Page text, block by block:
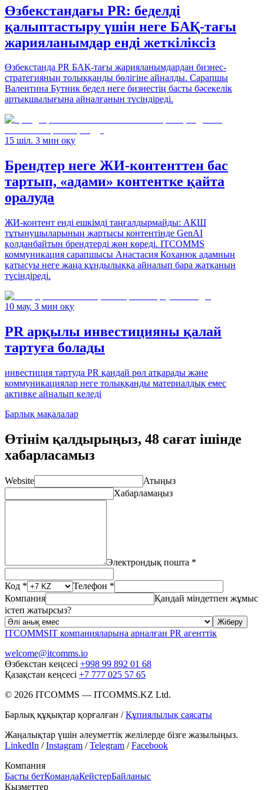
Өзбекстандағы PR: беделді
қалыптастыру үшін неге БАҚ-тағы
жарияланымдар енді жеткіліксіз
Өзбекстанда PR БАҚ-тағы жарияланымдардан бизнес-
стратегияның толыққанды бөлігіне айналды. Сарапшы
Валентина Бутник бедел неге бизнестің басты бәсекелік
артықшылығына айналғанын түсіндіреді.
15 шіл. 3 мин оқу
Брендтер неге ЖИ-контенттен бас
тартып, «адами» контентке қайта
оралуда
ЖИ-контент енді ешкімді таңғалдырмайды: АҚШ
тұтынушыларының жартысы контентінде GenAI
қолданбайтын брендтерді жөн көреді. ITCOMMS
коммуникация сарапшысы Анастасия Коханюк адамның
қатысуы неге жаңа құндылыққа айналып бара жатқанын
түсіндіреді.
10 мау. 3 мин оқу
PR арқылы инвестицияны қалай
тартуға болады
инвестиция тартуда PR қандай рөл атқарады және
коммуникациялар неге толыққанды материалдық емес
активке айналып келеді
Барлық мақалалар
Өтінім қалдырыңыз, 48 сағат ішінде
хабарласамыз
Website
Атыңыз
Хабарламаңыз
Электрондық пошта *
Код *
Телефон *
Компания
Қандай міндетпен жұмыс
істеп жатырсыз?
Жіберу
ITCOMMSIT компанияларына арналған PR агенттік
welcome@itcomms.io
Өзбекстан кеңсесі +998 99 892 01 68
Қазақстан кеңсесі +7 777 025 57 65
© 2026 ITCOMMS — ITCOMMS.KZ Ltd.
Барлық құқықтар қорғалған / Құпиялылық саясаты
Жаңалықтар үшін әлеуметтік желілерде бізге жазылыңыз.
LinkedIn /Instagram /Telegram /Facebook
Компания
Басты бетКомандаКейстерБайланыс
Қызметтер